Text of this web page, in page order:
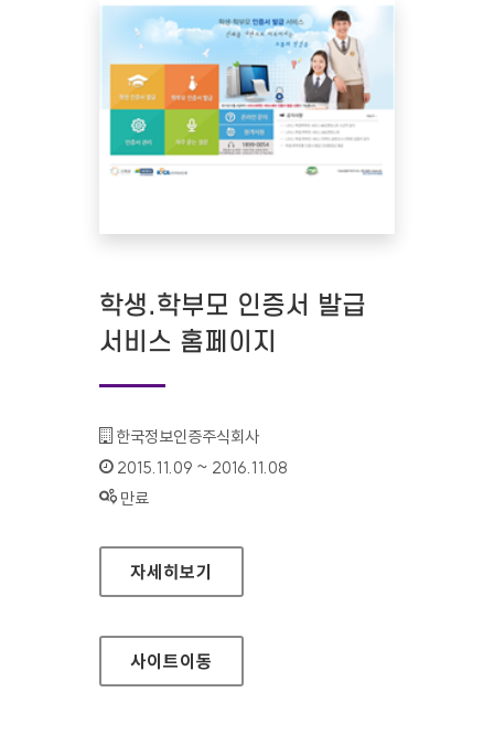
학생.학부모 인증서 발급
서비스 홈페이지
기관명 :
한국정보인증주식회사
인증기간 :
2015.11.09 ~ 2016.11.08
상태 :
만료
학생.학부모 인증서 발급 서비스 홈페이지
자세히보기
사이트이동